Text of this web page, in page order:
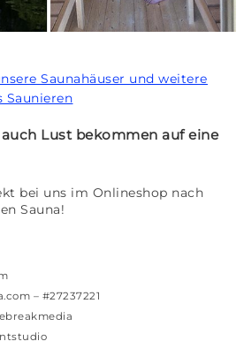
Saunahäuser und weitere
Saunieren
Lust bekommen auf eine
bei uns im Onlineshop nach
Sauna!
– #27237221